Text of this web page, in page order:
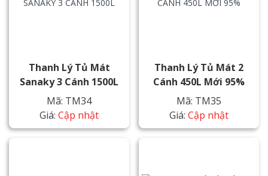
Thanh Lý Tủ Mát
Sanaky 3 Cánh 1500L
Mã: TM34
Giá: Cập nhật
Thanh Lý Tủ Mát 2
Cánh 450L Mới 95%
Mã: TM35
Giá: Cập nhật